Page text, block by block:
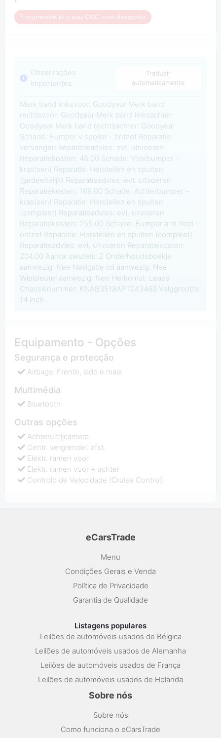
Encomende já o seu COC com desconto
Observações
importantes
Traduzir
automaticamente
Merk band linksvoor: Goodyear Merk band
rechtsvoor: Goodyear Merk band linksachter:
Goodyear Merk band rechtsachter: Goodyear
Schade: Bumper v spoiler - ontzet Reparatie:
vervangen Reparatieadvies: evt. uitvoeren
Reparatiekosten: 48.00 Schade: Voorbumper -
kras(sen) Reparatie: Herstellen en spuiten
(gedeeltelijk) Reparatieadvies: evt. uitvoeren
Reparatiekosten: 169.00 Schade: Achterbumper -
kras(sen) Reparatie: Herstellen en spuiten
(compleet) Reparatieadvies: evt. uitvoeren
Reparatiekosten: 259.00 Schade: Bumper a m deel -
ontzet Reparatie: Herstellen en spuiten (compleet)
Reparatieadvies: evt. uitvoeren Reparatiekosten:
204.00 Aantal sleutels: 2 Onderhoudsboekje
aanwezig: Nee Navigatie cd aanwezig: Nee
Wielsleutel aanwezig: Nee Herkomst: Lease
Chassisnummer: KNAB3518APT043469 Velggrootte:
14 inch
Equipamento - Opções
Segurança e protecção
Airbags: Frente, lado e mais
Multimédia
Bluetooth
Outras opções
Achteruitrijcamera
Centr. vergrendel. afst.
Elektr. ramen voor
Elektr. ramen voor + achter
Controlo de Velocidade (Cruise Control)
eCarsTrade
Menu
Condições Gerais e Venda
Política de Privacidade
Garantia de Qualidade
Listagens populares
Leilões de automóveis usados de Bélgica
Leilões de automóveis usados de Alemanha
Leilões de automóveis usados de França
Leilões de automóveis usados de Holanda
Sobre nós
Sobre nós
Como funciona o eCarsTrade